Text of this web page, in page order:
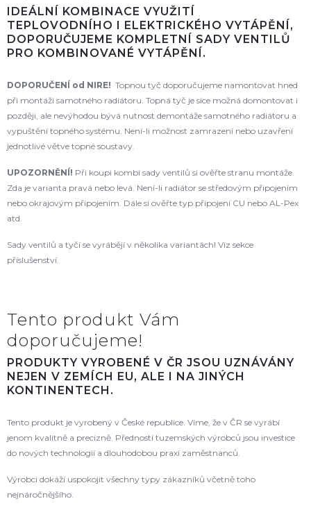
IDEÁLNÍ KOMBINACE VYUŽITÍ
TEPLOVODNÍHO I ELEKTRICKÉHO VYTÁPĚNÍ,
DOPORUČUJEME KOMPLETNÍ SADY VENTILŮ
PRO KOMBINOVANÉ VYTÁPĚNÍ.
DOPORUČENÍ od NIRE! Topnou tyč doporučujeme namontovat hned
při montáži samotného radiátoru. Topná tyč je sice možná domontovat i
později, ale nevýhodou bývá nutnost demontáže samotného radiátoru a
vypuštění topného systému. Není-li možnost zamrazení nebo uzavření
jednotlivé větve topné soustavy.
UPOZORNĚNÍ! Při koupi kombi sady ventilů si ověřte stranu montáže.
Zda je varianta pravá nebo levá. Není-li radiátor se středovým připojením
nebo okrajovým připojením. Dále si ověřte typ připojení CU nebo AL-Pex
atd.
Sady ventilů a tyčí se vyrábějí v několika variantách! Viz sekce
příslušenství.
Tento produkt Vám
doporučujeme!
PRODUKTY VYROBENÉ V ČR JSOU UZNÁVÁNY
NEJEN V ZEMÍCH EU, ALE I NA JINÝCH
KONTINENTECH.
Tento produkt je vyrobený v České republice. Víme, že v ČR se vyrábí
jenom kvalitně a precizně. Předností tuzemských výrobců jsou investice
do nových technologií a dlouhodobou praxí zaměstnanců.
Výrobci dokáží uspokojit všechny typy zákazníků včetně toho
nejnáročnějšího.